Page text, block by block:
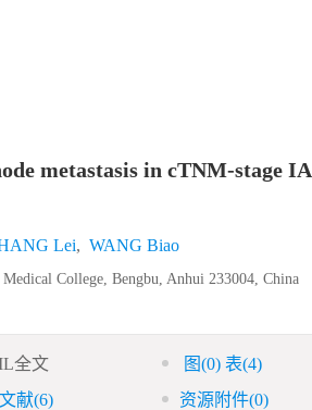
metastasis in cTNM-stage
Lei, WANG Biao
College, Bengbu, Anhui 233004, China
全文 图(0)表(4)
献(6) 资源附件(0)